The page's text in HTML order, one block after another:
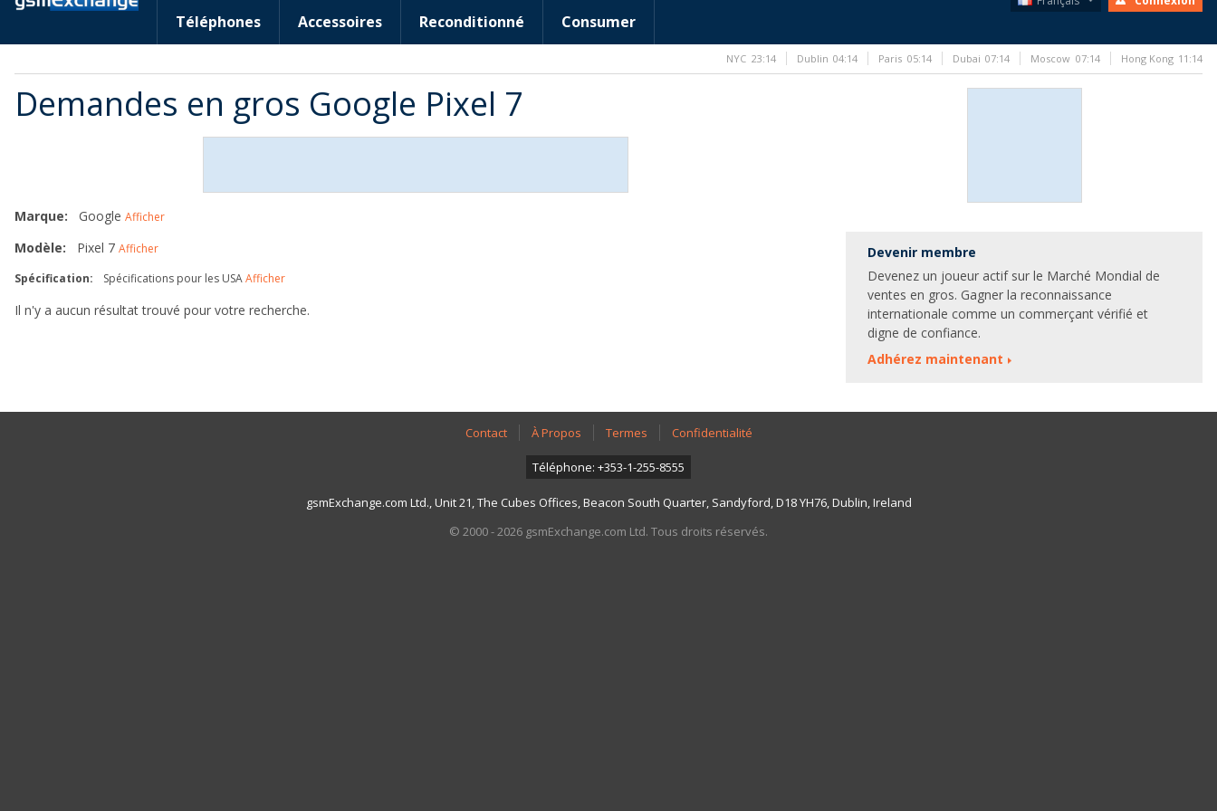
Téléphones Accessoires Reconditionné Consumer
Demandes en gros Google Pixel 7
Marque: Google Afficher
Modèle: Pixel 7 Afficher
Spécification:
Spécifications pour les USAAfficher
Il n'y a aucun résultat trouvé pour votre recherche.
Devenir membre
Devenez un joueur actif sur le Marché Mondial de
ventes en gros. Gagner la reconnaissance
internationale comme un commerçant vérifié et
digne de confiance.
Adhérez maintenant
Contact À Propos Termes Confidentialité
Téléphone: +353-1-255-8555
gsmExchange.com Ltd., Unit 21, The Cubes Offices, Beacon South Quarter, Sandyford, D18 YH76, Dublin, Ireland
© 2000 - 2026 gsmExchange.com Ltd. Tous droits réservés.
NYC 23:14 Dublin 04:14 Paris 05:14 Dubai 07:14 Moscow 07:14 Hong Kong 11:14